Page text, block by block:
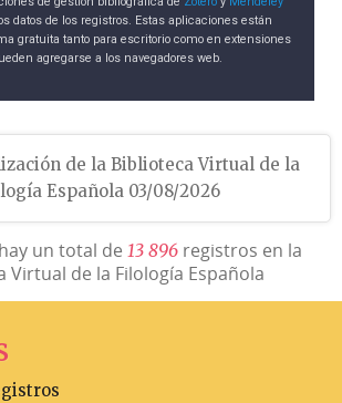
datos de los registros. Estas aplicaciones están
gratuita tanto para escritorio como en extensiones
agregarse a los navegadores web.
de la Biblioteca Virtual de la
Española 03/08/2026
un total de 13 896registros en la
Virtual de la Filología Española